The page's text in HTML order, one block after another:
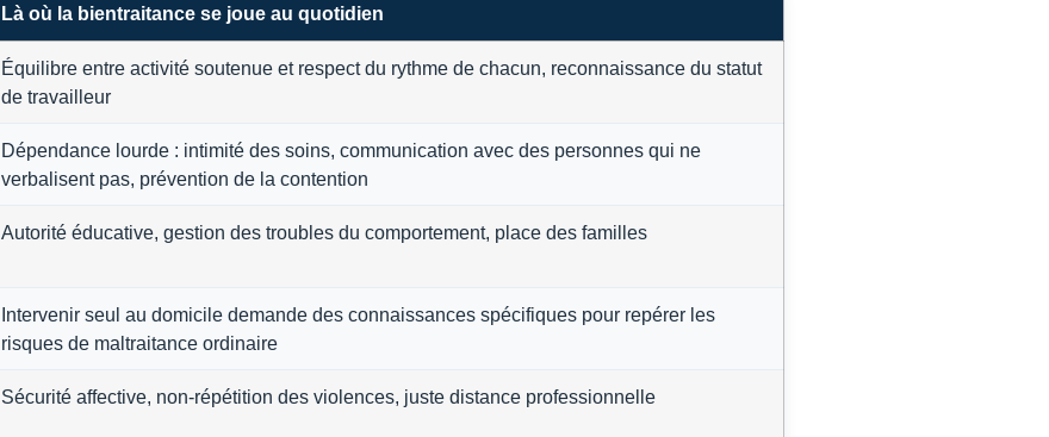
Là où la bientraitance se joue au quotidien
Équilibre entre activité soutenue et respect du rythme de chacun, reconnaissance du statut
de travailleur
Dépendance lourde : intimité des soins, communication avec des personnes qui ne
verbalisent pas, prévention de la contention
Autorité éducative, gestion des troubles du comportement, place des familles
Intervenir seul au domicile demande des connaissances spécifiques pour repérer les
risques de maltraitance ordinaire
Sécurité affective, non-répétition des violences, juste distance professionnelle